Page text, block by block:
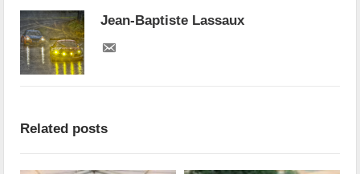
Jean-Baptiste Lassaux
Related posts